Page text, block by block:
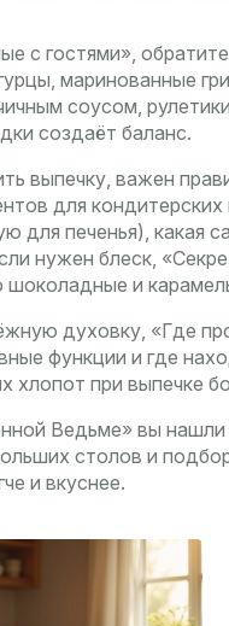
с гостями»,
маринованные
соусом,
создаёт баланс.
выпечку, важен
для
для печенья), какая
нужен блеск,
и
духовку, «Где
функции и где
хлопот при выпечке
Ведьме» вы
столов и
и вкуснее.